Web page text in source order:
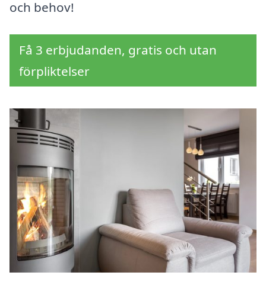
och behov!
Få 3 erbjudanden, gratis och utan
förpliktelser